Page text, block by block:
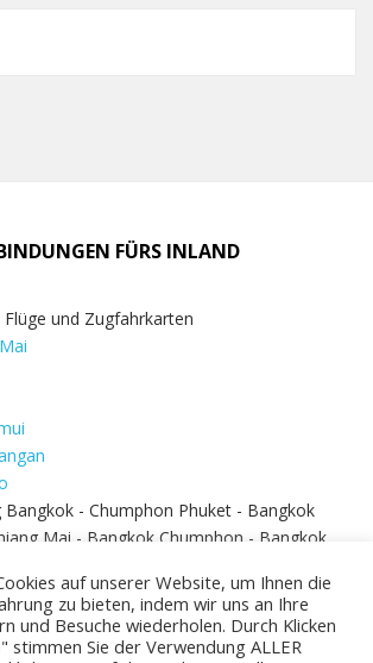
FÜRS INLAND
und Zugfahrkarten
Bangkok - Chumphon Phuket - Bangkok
Mai - Bangkok Chumphon - Bangkok
auf unserer Website, um Ihnen die
zu bieten, indem wir uns an Ihre
und Besuche wiederholen. Durch Klicken
stimmen Sie der Verwendung ALLER